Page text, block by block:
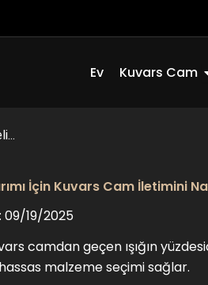
Ev Kuvars Cam
İçin Kuvars Cam İletimini
09/19/2025
camdan geçen ışığın
malzeme seçimi sağlar.